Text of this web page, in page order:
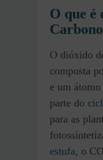
O que é
O dióxido
composta
e um
parte do
para as
estufa, o